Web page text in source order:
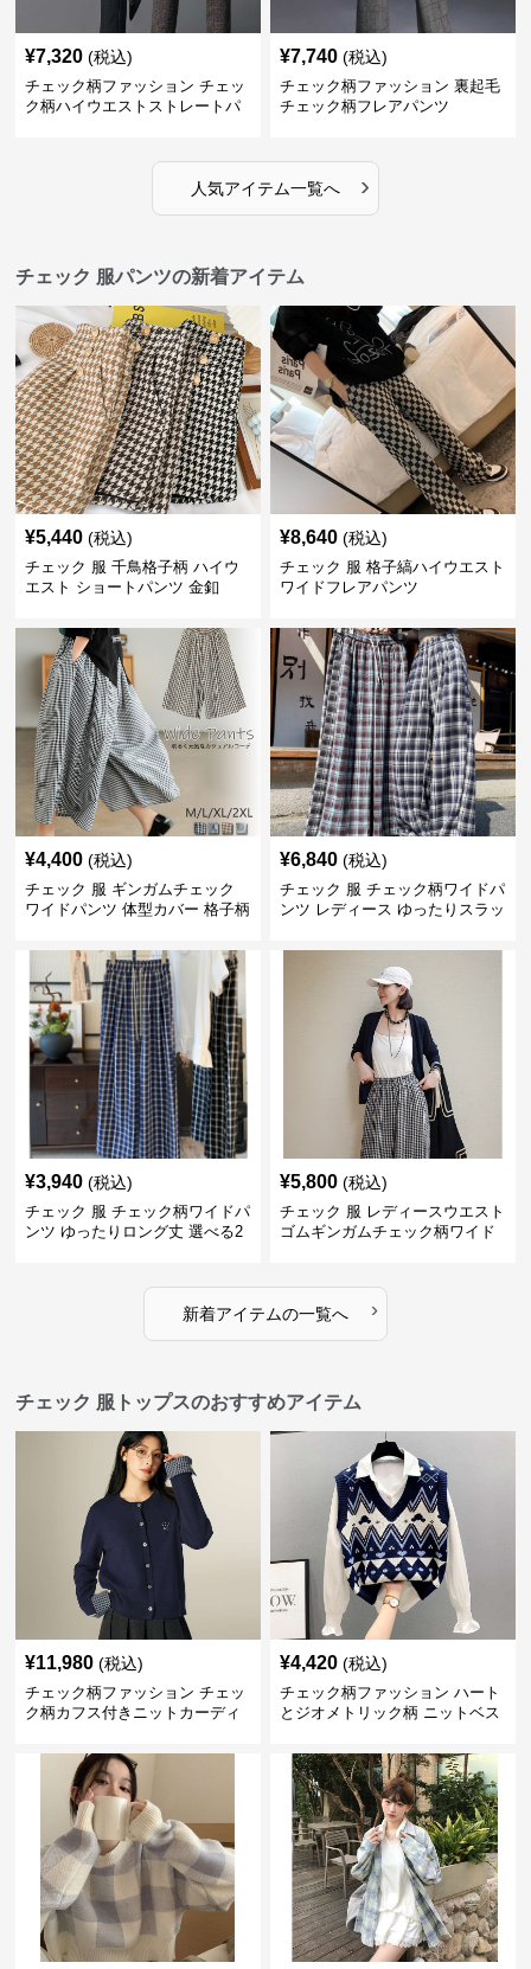
¥7,320 (税込)
チェック柄ファッション チェッ
ク柄ハイウエストストレートパ
¥7,740 (税込)
チェック柄ファッション 裏起毛
チェック柄フレアパンツ
人気アイテム一覧へ ›
チェック 服パンツの新着アイテム
¥5,440 (税込)
チェック 服 千鳥格子柄 ハイウ
エスト ショートパンツ 金釦
¥8,640 (税込)
チェック 服 格子縞ハイウエスト
ワイドフレアパンツ
¥4,400 (税込)
チェック 服 ギンガムチェック
ワイドパンツ 体型カバー 格子柄
¥6,840 (税込)
チェック 服 チェック柄ワイドパ
ンツ レディース ゆったりスラッ
¥3,940 (税込)
チェック 服 チェック柄ワイドパ
ンツ ゆったりロング丈 選べる2
¥5,800 (税込)
チェック 服 レディースウエスト
ゴムギンガムチェック柄ワイド
新着アイテムの一覧へ ›
チェック 服トップスのおすすめアイテム
¥11,980 (税込)
チェック柄ファッション チェッ
ク柄カフス付きニットカーディ
¥4,420 (税込)
チェック柄ファッション ハート
とジオメトリック柄 ニットベス